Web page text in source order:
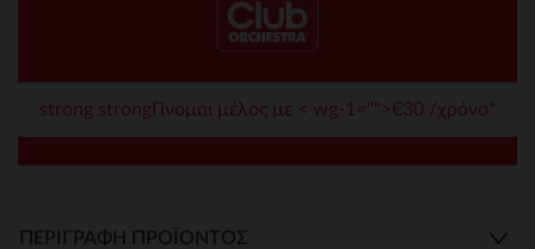
strong strongΓίνομαι μέλος με < wg-1="">€30 /χρόνο*
ΠΕΡΙΓΡΑΦΉ ΠΡΟΪΌΝΤΟΣ